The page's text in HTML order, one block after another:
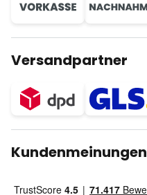
Versandpartner
Kundenmeinungen